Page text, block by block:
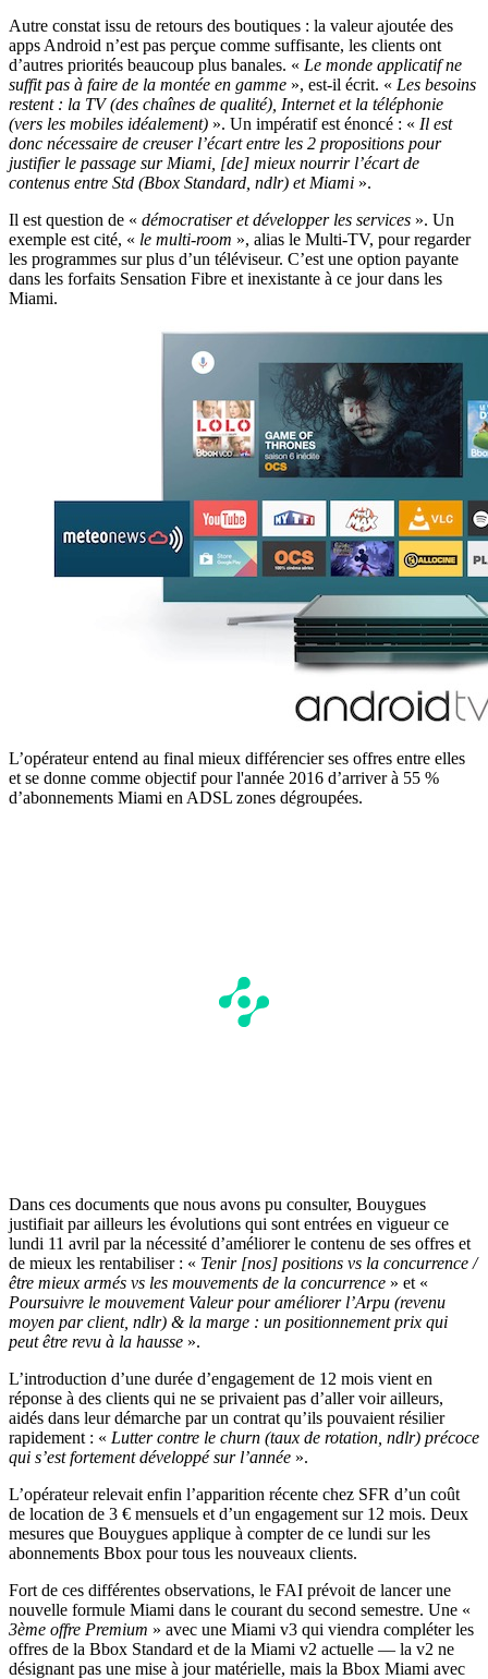
Autre constat issu de retours des boutiques : la valeur ajoutée des
apps Android n’est pas perçue comme suffisante, les clients ont
d’autres priorités beaucoup plus banales. « Le monde applicatif ne
suffit pas à faire de la montée en gamme », est-il écrit. « Les besoins
restent : la TV (des chaînes de qualité), Internet et la téléphonie
(vers les mobiles idéalement) ». Un impératif est énoncé : « Il est
donc nécessaire de creuser l’écart entre les 2 propositions pour
justifier le passage sur Miami, [de] mieux nourrir l’écart de
contenus entre Std (Bbox Standard, ndlr) et Miami ».
Il est question de « démocratiser et développer les services ». Un
exemple est cité, « le multi-room », alias le Multi-TV, pour regarder
les programmes sur plus d’un téléviseur. C’est une option payante
dans les forfaits Sensation Fibre et inexistante à ce jour dans les
Miami.
L’opérateur entend au final mieux différencier ses offres entre elles
et se donne comme objectif pour l'année 2016 d’arriver à 55 %
d’abonnements Miami en ADSL zones dégroupées.
Dans ces documents que nous avons pu consulter, Bouygues
justifiait par ailleurs les évolutions qui sont entrées en vigueur ce
lundi 11 avril par la nécessité d’améliorer le contenu de ses offres et
de mieux les rentabiliser : « Tenir [nos] positions vs la concurrence /
être mieux armés vs les mouvements de la concurrence » et «
Poursuivre le mouvement Valeur pour améliorer l’Arpu (revenu
moyen par client, ndlr) & la marge : un positionnement prix qui
peut être revu à la hausse ».
L’introduction d’une durée d’engagement de 12 mois vient en
réponse à des clients qui ne se privaient pas d’aller voir ailleurs,
aidés dans leur démarche par un contrat qu’ils pouvaient résilier
rapidement : « Lutter contre le churn (taux de rotation, ndlr) précoce
qui s’est fortement développé sur l’année ».
L’opérateur relevait enfin l’apparition récente chez SFR d’un coût
de location de 3 € mensuels et d’un engagement sur 12 mois. Deux
mesures que Bouygues applique à compter de ce lundi sur les
abonnements Bbox pour tous les nouveaux clients.
Fort de ces différentes observations, le FAI prévoit de lancer une
nouvelle formule Miami dans le courant du second semestre. Une «
3ème offre Premium » avec une Miami v3 qui viendra compléter les
offres de la Bbox Standard et de la Miami v2 actuelle — la v2 ne
désignant pas une mise à jour matérielle, mais la Bbox Miami avec